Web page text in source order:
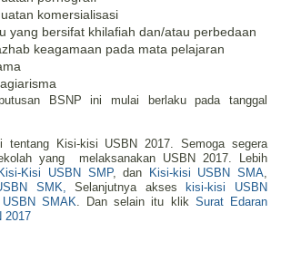
komersialisasi
yang bersifat khilafiah dan/atau perbedaan
keagamaan pada mata pelajaran
BSNP ini mulai berlaku pada tanggal
tentang Kisi-kisi USBN 2017. Semoga segera
yang melaksanakan USBN 2017. Lebih
Kisi-Kisi USBN SMP, dan Kisi-kisi USBN SMA,
SMK, Selanjutnya akses
kisi-kisi USBN
SMAK. Dan selain itu klik Surat Edaran
2017